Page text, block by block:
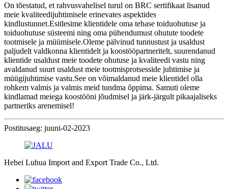
On tõestatud, et rahvusvahelisel turul on BRC sertifikaat lisanud
meie kvaliteedijuhtimisele erinevates aspektides
kindlustunnet.Esitlesime klientidele oma tehase toiduohutuse ja
toiduohutuse süsteemi ning oma pühendumust ohutute toodete
tootmisele ja müümisele.Oleme pälvinud tunnustust ja usaldust
paljudelt valdkonna klientidelt ja koostööpartneritelt, suurendanud
klientide usaldust meie toodete ohutuse ja kvaliteedi vastu ning
avaldanud suurt usaldust meie tootmisprotsesside juhtimise ja
müügijuhtimise vastu.See on võimaldanud meie klientidel olla
rohkem valmis ja valmis meid tundma õppima. Samuti oleme
kindlamad meiega koostööni jõudmisel ja järk-järgult pikaajaliseks
partneriks arenemisel!
Postitusaeg: juuni-02-2023
Hebei Luhua Import and Export Trade Co., Ltd.